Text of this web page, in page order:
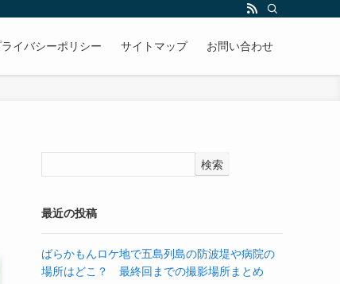
ライバシーポリシー サイトマップ お問い合わせ
検索
最近の投稿
ばらかもんロケ地で五島列島の防波堤や病院の
場所はどこ？ 最終回までの撮影場所まとめ